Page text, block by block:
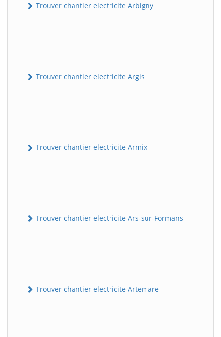
Trouver chantier electricite Arbigny
Trouver chantier electricite Argis
Trouver chantier electricite Armix
Trouver chantier electricite Ars-sur-Formans
Trouver chantier electricite Artemare